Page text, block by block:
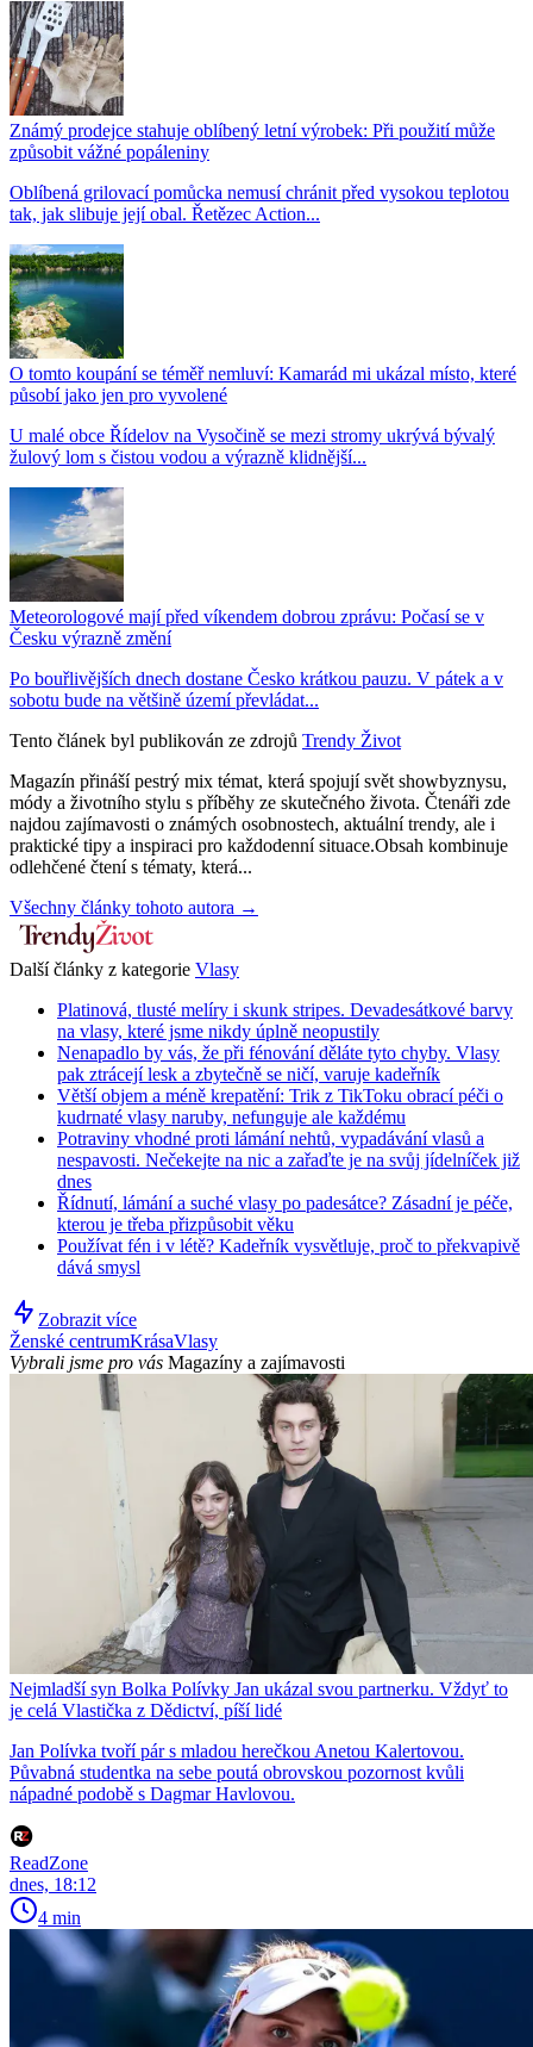
Známý prodejce stahuje oblíbený letní výrobek: Při použití může
způsobit vážné popáleniny
Oblíbená grilovací pomůcka nemusí chránit před vysokou teplotou
tak, jak slibuje její obal. Řetězec Action...
O tomto koupání se téměř nemluví: Kamarád mi ukázal místo, které
působí jako jen pro vyvolené
U malé obce Řídelov na Vysočině se mezi stromy ukrývá bývalý
žulový lom s čistou vodou a výrazně klidnější...
Meteorologové mají před víkendem dobrou zprávu: Počasí se v
Česku výrazně změní
Po bouřlivějších dnech dostane Česko krátkou pauzu. V pátek a v
sobotu bude na většině území převládat...
Tento článek byl publikován ze zdrojů Trendy Život
Magazín přináší pestrý mix témat, která spojují svět showbyznysu,
módy a životního stylu s příběhy ze skutečného života. Čtenáři zde
najdou zajímavosti o známých osobnostech, aktuální trendy, ale i
praktické tipy a inspiraci pro každodenní situace.Obsah kombinuje
odlehčené čtení s tématy, která...
Všechny články tohoto autora →
Další články z kategorie Vlasy
Platinová, tlusté melíry i skunk stripes. Devadesátkové barvy
na vlasy, které jsme nikdy úplně neopustily
Nenapadlo by vás, že při fénování děláte tyto chyby. Vlasy
pak ztrácejí lesk a zbytečně se ničí, varuje kadeřník
Větší objem a méně krepatění: Trik z TikToku obrací péči o
kudrnaté vlasy naruby, nefunguje ale každému
Potraviny vhodné proti lámání nehtů, vypadávání vlasů a
nespavosti. Nečekejte na nic a zařaďte je na svůj jídelníček již
dnes
Řídnutí, lámání a suché vlasy po padesátce? Zásadní je péče,
kterou je třeba přizpůsobit věku
Používat fén i v létě? Kadeřník vysvětluje, proč to překvapivě
dává smysl
Zobrazit více
Ženské centrumKrásaVlasy
Vybrali jsme pro vás Magazíny a zajímavosti
Nejmladší syn Bolka Polívky Jan ukázal svou partnerku. Vždyť to
je celá Vlastička z Dědictví, píší lidé
Jan Polívka tvoří pár s mladou herečkou Anetou Kalertovou.
Půvabná studentka na sebe poutá obrovskou pozornost kvůli
nápadné podobě s Dagmar Havlovou.
ReadZone
dnes, 18:12
4 min